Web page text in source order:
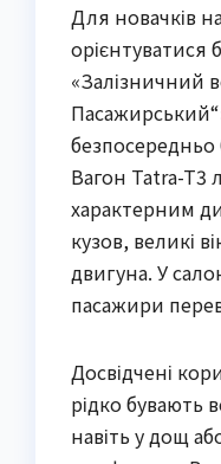
Для новачків
орієнтуватися
«Залізничний
безпосередньо
Вагон Tatra-T3
характерним
кузов, великі
двигуна. У
пасажири
Досвідчені
рідко бувають
навіть у дощ